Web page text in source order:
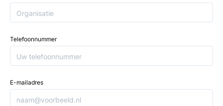
Telefoonnummer
E-mailadres